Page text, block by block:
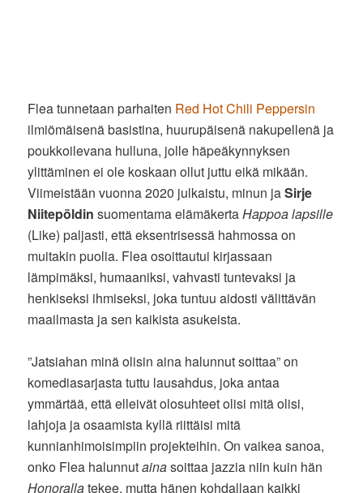
Flea tunnetaan parhaiten Red Hot Chili Peppersin
ilmiömäisenä basistina, huurupäisenä nakupellenä ja
poukkoilevana hulluna, jolle häpeäkynnyksen
ylittäminen ei ole koskaan ollut juttu eikä mikään.
Viimeistään vuonna 2020 julkaistu, minun jaSirje
Niitepõldin suomentama elämäkertaHappoa lapsille
(Like) paljasti, että eksentrisessä hahmossa on
muitakin puolia. Flea osoittautui kirjassaan
lämpimäksi, humaaniksi, vahvasti tuntevaksi ja
henkiseksi ihmiseksi, joka tuntuu aidosti välittävän
maailmasta ja sen kaikista asukeista.
”Jatsiahan minä olisin aina halunnut soittaa” on
komediasarjasta tuttu lausahdus, joka antaa
ymmärtää, että elleivät olosuhteet olisi mitä olisi,
lahjoja ja osaamista kyllä riittäisi mitä
kunnianhimoisimpiin projekteihin. On vaikea sanoa,
onko Flea halunnutainasoittaa jazzia niin kuin hän
Honorallatekee, mutta hänen kohdallaan kaikki